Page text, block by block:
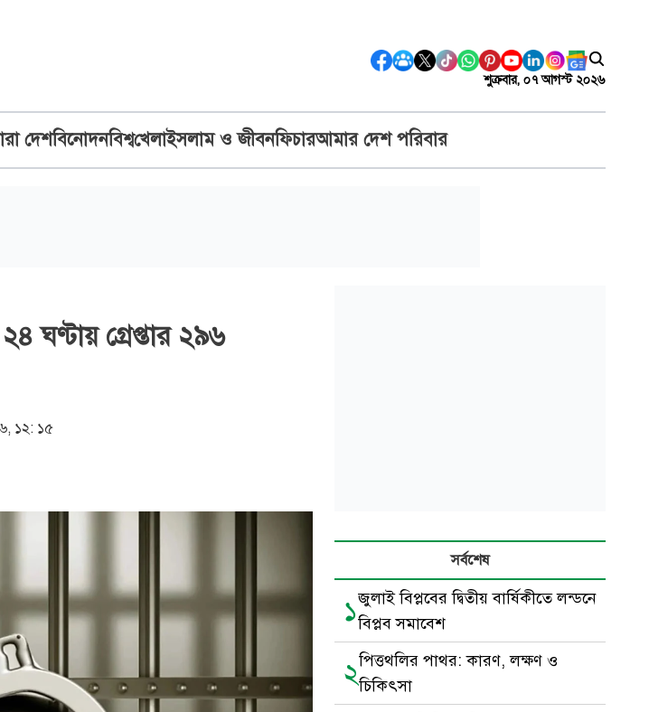
শুক্রবার, ০৭ আগস্ট ২০২৬
দেশবিনোদনবিশ্বখেলাইসলাম ও জীবনফিচারআমার দেশ পরিবার
ঘণ্টায় গ্রেপ্তার ২৯৬
১২: ১৫
সর্বশেষ
১জুলাই বিপ্লবের দ্বিতীয় বার্ষিকীতে লন্ডনে
বিপ্লব সমাবেশ
২পিত্তথলির পাথর: কারণ, লক্ষণ ও
চিকিৎসা